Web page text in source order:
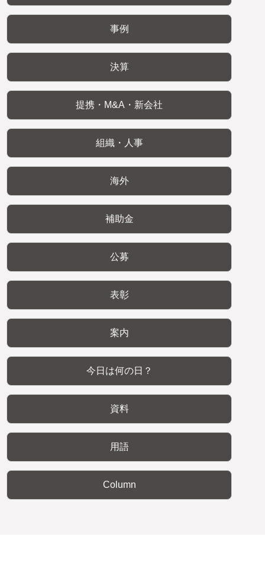
事例
決算
提携・M&A・新会社
組織・人事
海外
補助金
公募
表彰
案内
今日は何の日？
資料
用語
Column